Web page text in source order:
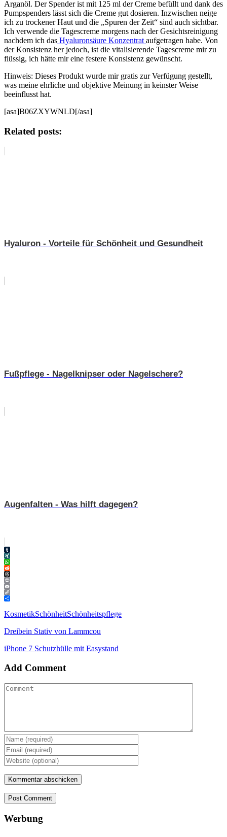
Arganöl. Der Spender ist mit 125 ml der Creme befüllt und dank des
Pumpspenders lässt sich die Creme gut dosieren. Inzwischen neige
ich zu trockener Haut und die „Spuren der Zeit“ sind auch sichtbar.
Ich verwende die Tagescreme morgens nach der Gesichtsreinigung
nachdem ich das Hyaluronsäure Konzentrat aufgetragen habe. Von
der Konsistenz her jedoch, ist die vitalisierende Tagescreme mir zu
flüssig, ich hätte mir eine festere Konsistenz gewünscht.
Hinweis: Dieses Produkt wurde mir gratis zur Verfügung gestellt,
was meine ehrliche und objektive Meinung in keinster Weise
beeinflusst hat.
[asa]B06ZXYWNLD[/asa]
Related posts:
Hyaluron - Vorteile für Schönheit und Gesundheit
Fußpflege - Nagelknipser oder Nagelschere?
Augenfalten - Was hilft dagegen?
Tumblr
XING
WhatsApp
Reddit
Threads
Print
Email
Copy
Link
Teilen
KosmetikSchönheitSchönheitspflege
Dreibein Stativ von Lammcou
iPhone 7 Schutzhülle mit Easystand
Add Comment
Post Comment
Werbung